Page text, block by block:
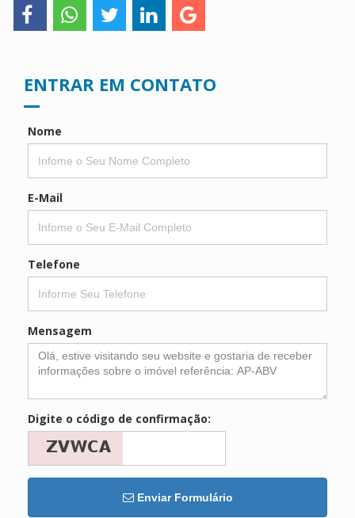
ENTRAR EM CONTATO
Nome
E-Mail
Telefone
Mensagem
Digite o código de confirmação:
Enviar Formulário